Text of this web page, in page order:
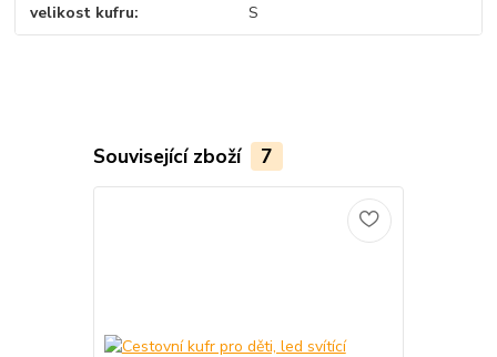
velikost kufru S
Související zboží 7